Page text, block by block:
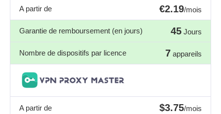
A partir de €2.19/mois
Garantie de remboursement (en jours) 45 Jours
Nombre de dispositifs par licence 7 appareils
A partir de $3.75/mois